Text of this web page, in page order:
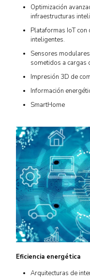
Optimización
infraestructuras
Plataformas IoT con
inteligentes.
Sensores
sometidos a cargas
Impresión 3D de
Información
SmartHome
Eficiencia energética
Arquitecturas de